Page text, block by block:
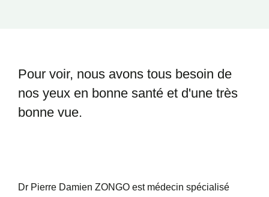
Pour voir, nous avons tous besoin de
nos yeux en bonne santé et d'une très
bonne vue.
Dr Pierre Damien ZONGO est médecin spécialisé